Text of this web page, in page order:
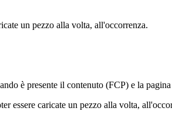
un pezzo alla volta, all'occorrenza.
è presente il contenuto (FCP) e la
essere caricate un pezzo alla volta,